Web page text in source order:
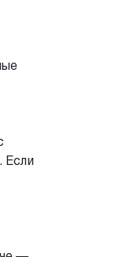
Если